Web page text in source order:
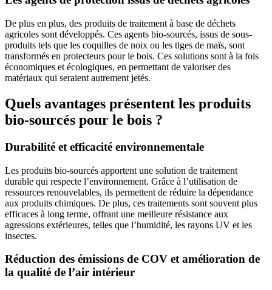
De plus en plus, des produits de traitement à base de déchets
agricoles sont développés. Ces agents bio-sourcés, issus de sous-
produits tels que les coquilles de noix ou les tiges de maïs, sont
transformés en protecteurs pour le bois. Ces solutions sont à la fois
économiques et écologiques, en permettant de valoriser des
matériaux qui seraient autrement jetés.
Quels avantages présentent les produits
bio-sourcés pour le bois ?
Durabilité et efficacité environnementale
Les produits bio-sourcés apportent une solution de traitement
durable qui respecte l’environnement. Grâce à l’utilisation de
ressources renouvelables, ils permettent de réduire la dépendance
aux produits chimiques. De plus, ces traitements sont souvent plus
efficaces à long terme, offrant une meilleure résistance aux
agressions extérieures, telles que l’humidité, les rayons UV et les
insectes.
Réduction des émissions de COV et amélioration de
la qualité de l’air intérieur